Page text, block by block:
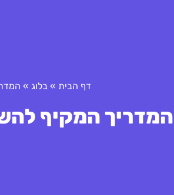
דף הבית » בלוג »
המדריך המקיף